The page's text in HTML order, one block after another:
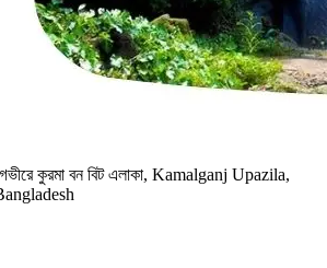
গভীরে কুরমা বন বিট এলাকা, Kamalganj Upazila,